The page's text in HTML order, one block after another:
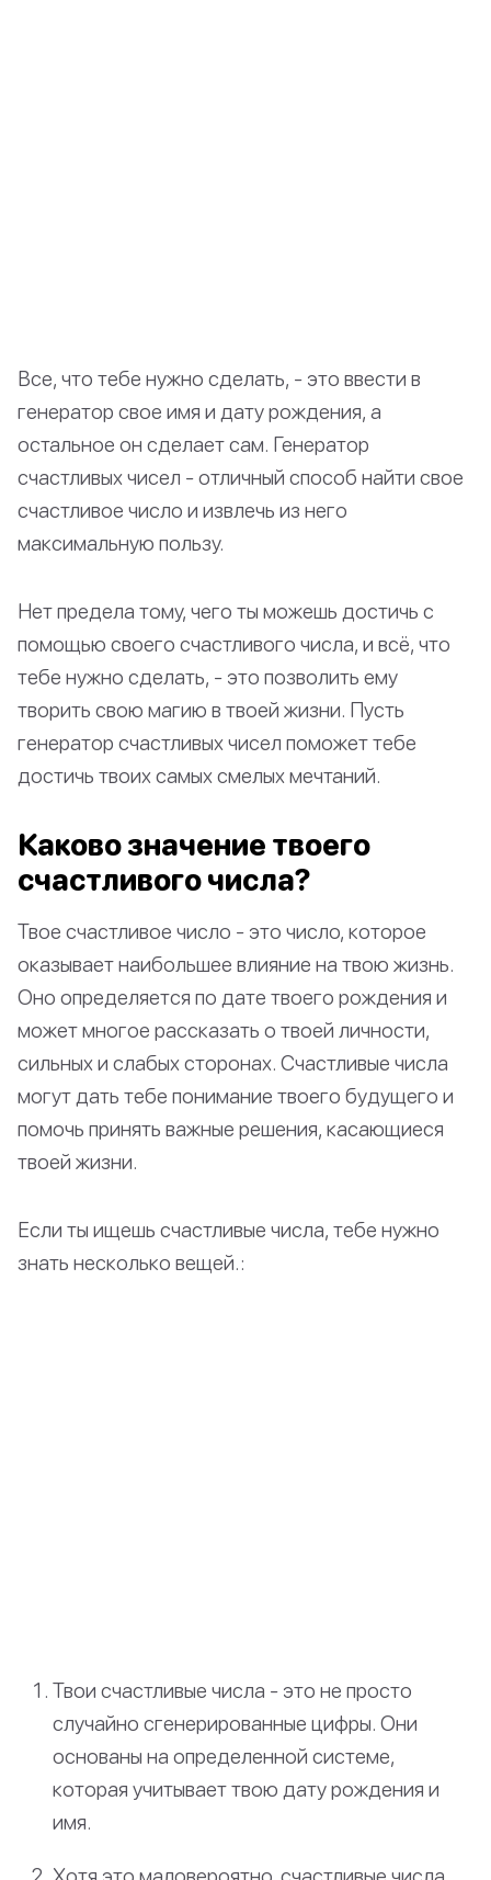
Все, что тебе нужно сделать, - это ввести в
генератор свое имя и дату рождения, а
остальное он сделает сам. Генератор
счастливых чисел - отличный способ найти свое
счастливое число и извлечь из него
максимальную пользу.
Нет предела тому, чего ты можешь достичь с
помощью своего счастливого числа, и всё, что
тебе нужно сделать, - это позволить ему
творить свою магию в твоей жизни. Пусть
генератор счастливых чисел поможет тебе
достичь твоих самых смелых мечтаний.
Каково значение твоего
счастливого числа?
Твое счастливое число - это число, которое
оказывает наибольшее влияние на твою жизнь.
Оно определяется по дате твоего рождения и
может многое рассказать о твоей личности,
сильных и слабых сторонах. Счастливые числа
могут дать тебе понимание твоего будущего и
помочь принять важные решения, касающиеся
твоей жизни.
Если ты ищешь счастливые числа, тебе нужно
знать несколько вещей.:
Твои счастливые числа - это не просто
случайно сгенерированные цифры. Они
основаны на определенной системе,
которая учитывает твою дату рождения и
имя.